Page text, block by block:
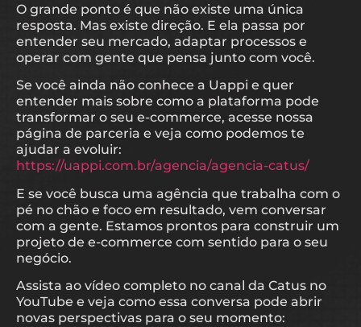
O grande ponto é que não existe uma única
resposta. Mas existe direção. E ela passa por
entender seu mercado, adaptar processos e
operar com gente que pensa junto com você.
Se você ainda não conhece a Uappi e quer
entender mais sobre como a plataforma pode
transformar o seu e-commerce, acesse nossa
página de parceria e veja como podemos te
ajudar a evoluir:
https://uappi.com.br/agencia/agencia-catus/
E se você busca uma agência que trabalha com o
pé no chão e foco em resultado, vem conversar
com a gente. Estamos prontos para construir um
projeto de e-commerce com sentido para o seu
negócio.
Assista ao vídeo completo no canal da Catus no
YouTube e veja como essa conversa pode abrir
novas perspectivas para o seu momento: